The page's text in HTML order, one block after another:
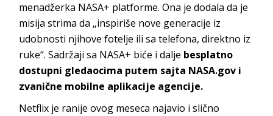
menadžerka NASA+ platforme. Ona je dodala da je
misija strima da „inspiriše nove generacije iz
udobnosti njihove fotelje ili sa telefona, direktno iz
ruke“. Sadržaji sa NASA+ biće i dalje besplatno
dostupni gledaocima putem sajta NASA.gov i
zvanične mobilne aplikacije agencije.
Netflix je ranije ovog meseca najavio i slično